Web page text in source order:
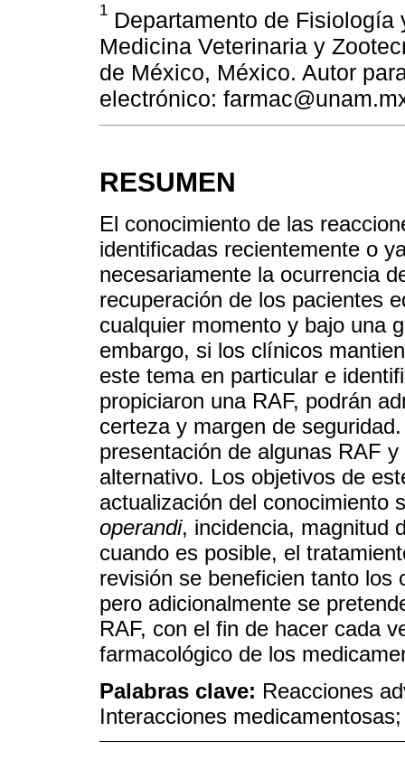
1 Departamento de
Medicina Veterinaria y
de México, México. Autor
electrónico:
RESUMEN
El conocimiento de las
identificadas recientemente o
necesariamente la ocurrencia
recuperación de los pacientes
cualquier momento y bajo una
embargo, si los clínicos
este tema en particular e
propiciaron una RAF, podrán
certeza y margen de
presentación de algunas RAF
alternativo. Los objetivos de
actualización del conocimiento
operandi, incidencia, magnitud
cuando es posible, el
revisión se beneficien tanto
pero adicionalmente se
RAF, con el fin de hacer cada
farmacológico de los
Palabras clave: Reacciones
Interacciones